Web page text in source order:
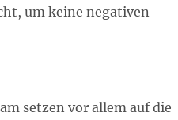
um keine negativen
setzen vor allem auf die